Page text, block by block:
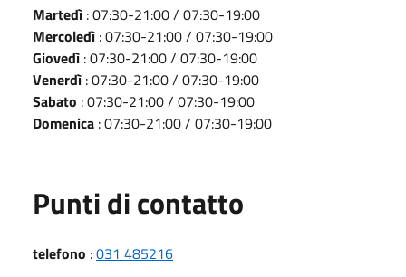
Martedì : 07:30-21:00 / 07:30-19:00
Mercoledì : 07:30-21:00 / 07:30-19:00
Giovedì : 07:30-21:00 / 07:30-19:00
Venerdì : 07:30-21:00 / 07:30-19:00
Sabato : 07:30-21:00 / 07:30-19:00
Domenica : 07:30-21:00 / 07:30-19:00
Punti di contatto
telefono :031 485216